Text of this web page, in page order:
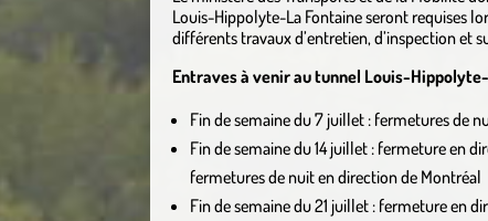
Louis-Hippolyte-La Fontaine seront requises
différents travaux d’entretien, d’inspection et
Entraves à venir au tunnel Louis-
Fin de semaine du 7 juillet : fermetures de
Fin de semaine du 14 juillet : fermeture en
fermetures de nuit en direction de Montréal
Fin de semaine du 21 juillet : fermeture en